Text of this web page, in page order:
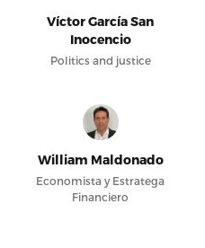
Víctor García San
Inocencio
Politics and justice
William Maldonado
Economista y Estratega
Financiero